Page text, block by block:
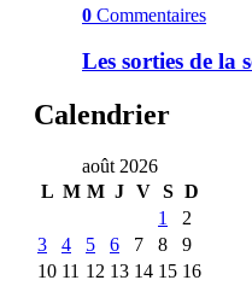
0 Commentaires
Les sorties de la
Calendrier
août 2026
L M M J V S D
1
2
3
4 5 6 7 8
9
10 11 12 13 14 15 16